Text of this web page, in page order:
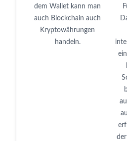
dem Wallet kann man
auch Blockchain auch
Kryptowährungen
handeln.